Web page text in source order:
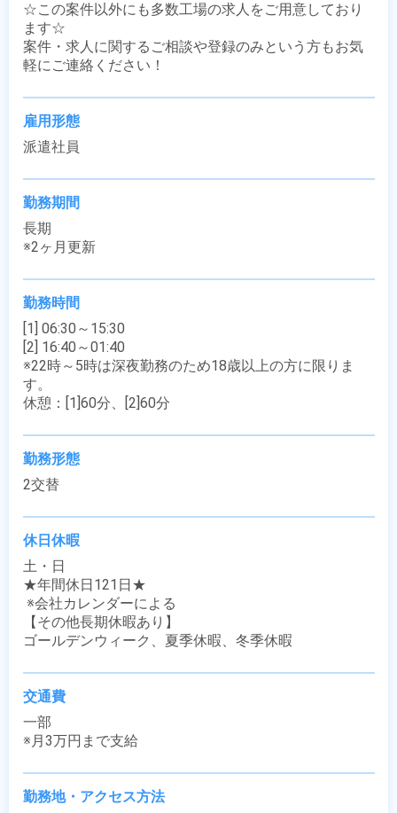
☆この案件以外にも多数工場の求人をご用意しており
ます☆
案件・求人に関するご相談や登録のみという方もお気
軽にご連絡ください！
雇用形態
派遣社員
勤務期間
長期
※2ヶ月更新
勤務時間
[1] 06:30～15:30
[2] 16:40～01:40
※22時～5時は深夜勤務のため18歳以上の方に限りま
す。
休憩：[1]60分、[2]60分
勤務形態
2交替
休日休暇
土・日
★年間休日121日★
【その他長期休暇あり】
ゴールデンウィーク、夏季休暇、冬季休暇
交通費
一部
※月3万円まで支給
勤務地・アクセス方法